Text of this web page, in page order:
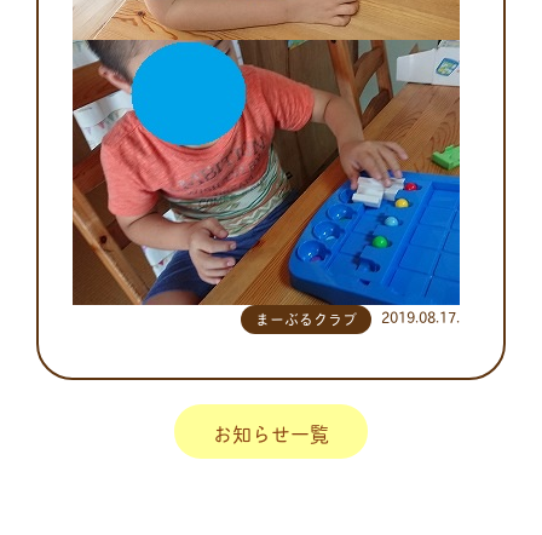
2019.08.17.
まーぶるクラブ
お知らせ一覧